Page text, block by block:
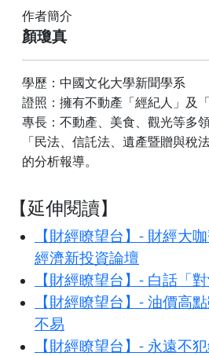
作者簡介
顏瓊真
學歷：中國文化大學新聞學系
證照：擁有不動產「經紀人」及
專長：不動產、美食、觀光等多
「民法、信託法、遺產暨贈與稅
的分析報導。
【延伸閱讀】
【財經瞭望台】- 財經
經濟新投資論壇
【財經瞭望台】- 白話「
【財經瞭望台】- 油價高
不易
【財經瞭望台】- 永遠不